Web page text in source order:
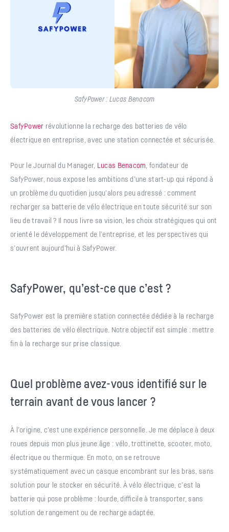
SafyPower : Lucas Benacom
SafyPower révolutionne la recharge des batteries de vélo
électrique en entreprise, avec une station connectée et sécurisée.
Pour le Journal du Manager, Lucas Benacom , fondateur de
SafyPower, nous expose les ambitions d’une start-up qui répond à
un problème du quotidien jusqu’alors peu adressé : comment
recharger sa batterie de vélo électrique en toute sécurité sur son
lieu de travail ? Il nous livre sa vision, les choix stratégiques qui ont
orienté le développement de l’entreprise, et les perspectives qui
s’ouvrent aujourd’hui à SafyPower.
SafyPower, qu’est-ce que c’est ?
SafyPower est la première station connectée dédiée à la recharge
des batteries de vélo électrique. Notre objectif est simple : mettre
fin à la recharge sur prise classique.
Quel problème avez-vous identifié sur le
terrain avant de vous lancer ?
À l’origine, c’est une expérience personnelle. Je me déplace à deux
roues depuis mon plus jeune âge : vélo, trottinette, scooter, moto,
électrique ou thermique. En moto, on se retrouve
systématiquement avec un casque encombrant sur les bras, sans
solution pour le stocker en sécurité. À vélo électrique, c’est la
batterie qui pose problème : lourde, difficile à transporter, sans
solution de rangement ou de recharge adaptée.